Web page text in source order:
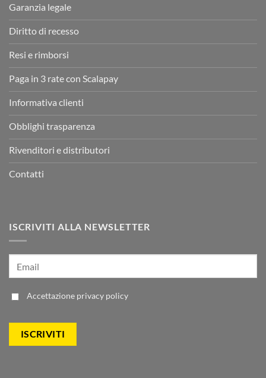
Garanzia legale
Diritto di recesso
Resi e rimborsi
Paga in 3 rate con Scalapay
Informativa clienti
Obblighi trasparenza
Rivenditori e distributori
Contatti
ISCRIVITI ALLA NEWSLETTER
Accettazione privacy policy